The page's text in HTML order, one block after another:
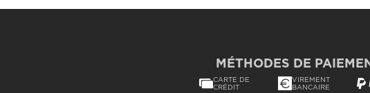
MÉTHODES DE
CARTE DE
CRÉDIT
VIREMENT
BANCAIRE